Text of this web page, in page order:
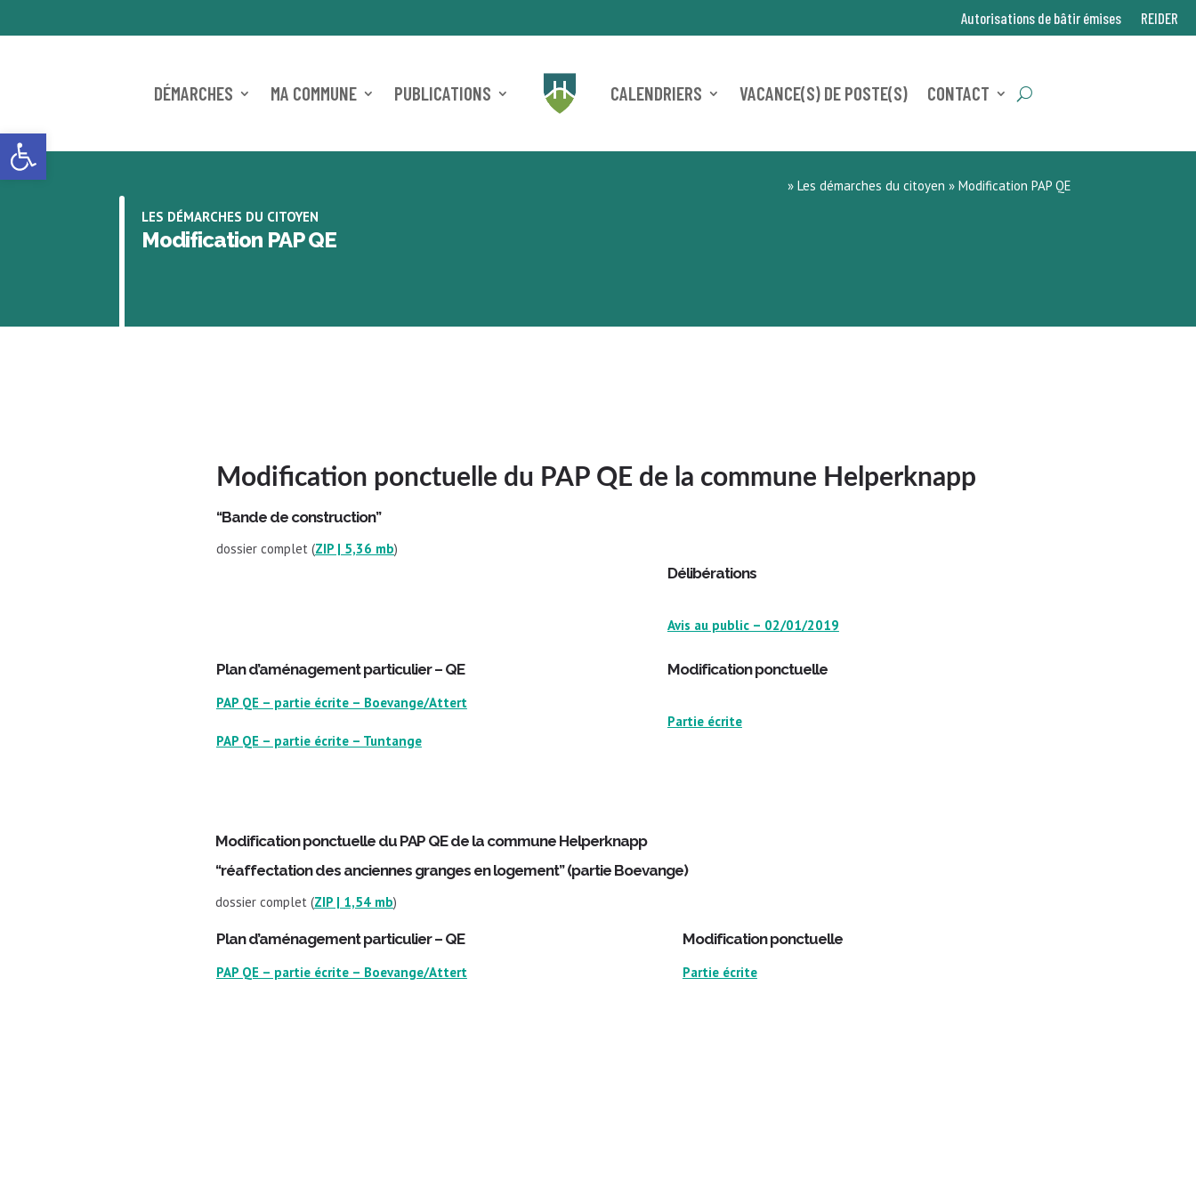
Ouvrir la barre d’outils
Autorisations de bâtir émises REIDER
DÉMARCHES MA COMMUNE PUBLICATIONS CALENDRIERS VACANCE(S) DE POSTE(S) CONTACT
LES DÉMARCHES DU CITOYEN
Modification PAP QE
» Les démarches du citoyen » Modification PAP QE
Modification ponctuelle du PAP QE de la commune Helperknapp
“Bande de construction”
dossier complet (ZIP | 5,36 mb)
​Délibérations
Avis au public – 02/01/2019
​Plan d’aménagement particulier – QE ​Modification ponctuelle
PAP QE – partie écrite – Boevange/Attert
PAP QE – partie écrite – Tuntange
Partie écrite
Modification ponctuelle du PAP QE de la commune Helperknapp
“réaffectation des anciennes granges en logement” (partie Boevange)
dossier complet (ZIP | 1,54 mb)
​Plan d’aménagement particulier – QE ​Modification ponctuelle
​PAP QE – partie écrite – Boevange/Attert Partie écrite